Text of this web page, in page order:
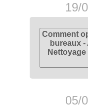
19/
Comment
bureaux
05/